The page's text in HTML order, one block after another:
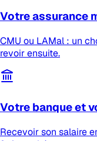
Votre assurance
CMU ou LAMal : un
revoir ensuite.
Votre banque et
Recevoir son salaire